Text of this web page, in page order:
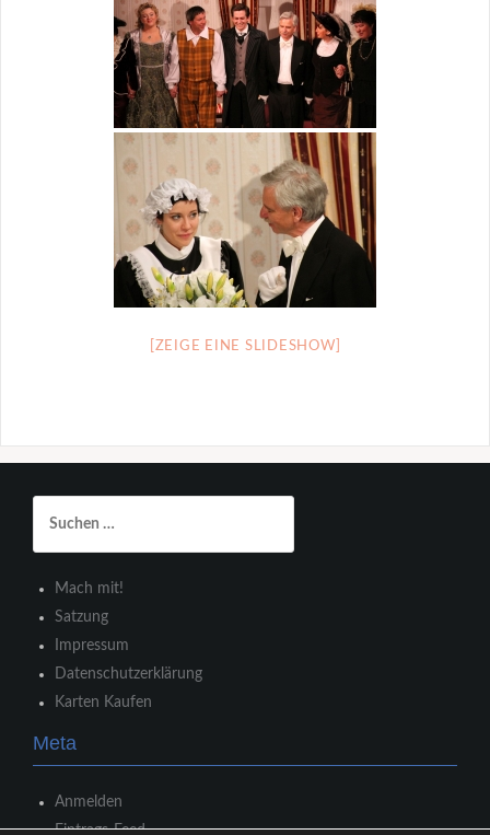
[ZEIGE EINE SLIDESHOW]
nach:
Mach mit!
Satzung
Impressum
Datenschutzerklärung
Karten Kaufen
Meta
Anmelden
Eintrags-Feed